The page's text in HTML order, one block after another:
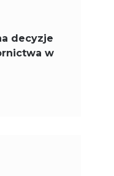
decyzje
w